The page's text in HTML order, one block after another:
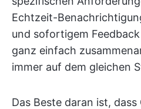
Echtzeit-
und sofortigem
ganz einfach
immer auf dem gleichen
Das Beste daran ist,